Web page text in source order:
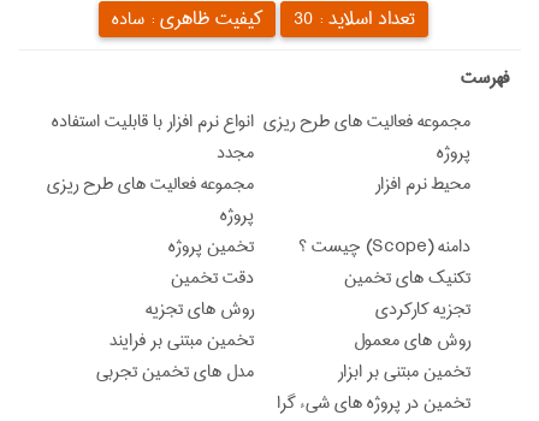
کیفیت ظاهری : ساده تعداد اسلاید : 30
‌فهرست
مجموعه فعالیت های طرح ریزی
پروژه
انواع نرم افزار با قابلیت استفاده
مجدد
محیط نرم افزار
مجموعه فعالیت های طرح ریزی
پروژه
دامنه (Scope) چیست ؟
تخمین پروژه
تکنیک های تخمین
دقت تخمین
تجزیه کارکردی
روش های تجزیه
روش های معمول
تخمین مبتنی بر فرایند
تخمین مبتنی بر ابزار
مدل های تخمین تجربی
تخمین در پروژه های شیء گرا